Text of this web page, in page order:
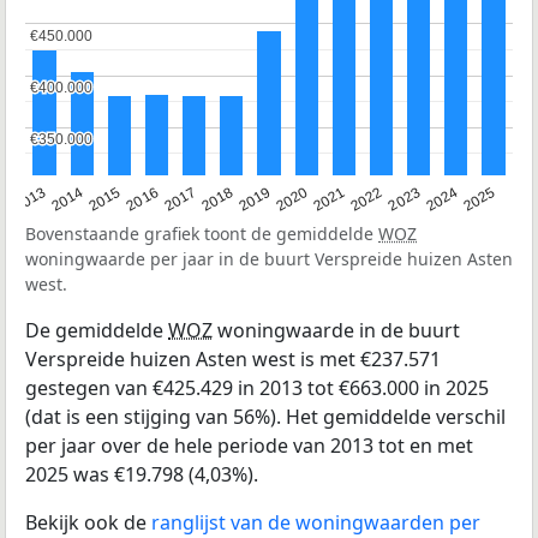
20132014201520162017 20182019 202020212022202320242025
€350.000
€350.000
€400.000
€400.000
€450.000
€450.000
Bovenstaande grafiek toont de gemiddelde WOZ
woningwaarde per jaar in de buurt Verspreide huizen Asten
west.
De gemiddeldeWOZwoningwaarde in de buurt
Verspreide huizen Asten west is met €237.571
gestegen van €425.429 in 2013 tot €663.000 in 2025
(dat is een stijging van 56%). Het gemiddelde verschil
per jaar over de hele periode van 2013 tot en met
2025 was €19.798 (4,03%).
Bekijk ook de ranglijst van de woningwaarden per